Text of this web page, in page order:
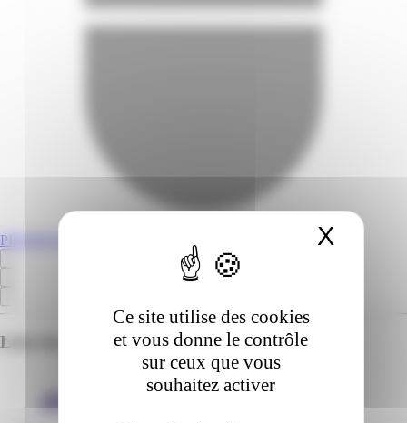
Ce site utilise des cookies
et vous donne le contrôle
sur ceux que vous
souhaitez activer
X
PROMOS.GF
Liste des emplacements pour ce prospectus